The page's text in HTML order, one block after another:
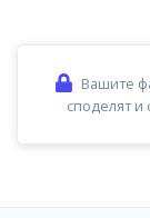
Вашите
споделят и